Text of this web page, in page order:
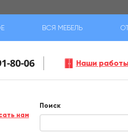
ВСЯ МЕБЕЛЬ
80-06 Наши работы
нам
Поиск